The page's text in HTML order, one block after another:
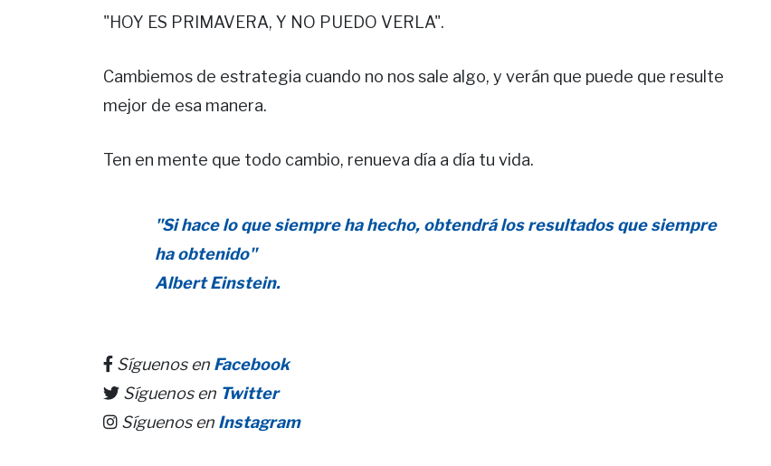
"HOY ES PRIMAVERA, Y NO PUEDO VERLA".
Cambiemos de estrategia cuando no nos sale algo, y verán que puede que resulte
mejor de esa manera.
Ten en mente que todo cambio, renueva día a día tu vida.
"Si hace lo que siempre ha hecho, obtendrá los resultados que siempre
ha obtenido"
Albert Einstein.
Síguenos en Facebook
Síguenos en Twitter
Síguenos en Instagram